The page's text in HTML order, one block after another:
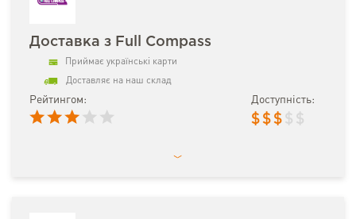
Доставка з Full Compass
Приймає українські карти
Доставляє на наш склад
Рейтингом: Доступність:
$ $ $ $ $